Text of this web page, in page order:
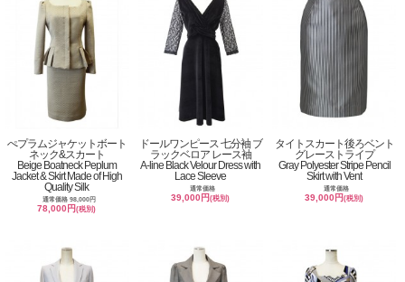
ぺプラムジャケットボート
ネック&スカート
Beige Boatneck Peplum
Jacket & Skirt Made of High
Quality Silk
通常価格 98,000円
78,000円(税別)
ドールワンピース 七分袖 ブ
ラックベロア レース袖
A-line Black Velour Dress with
Lace Sleeve
通常価格
39,000円(税別)
タイトスカート後ろベント
グレーストライプ
Gray Polyester Stripe Pencil
Skirt with Vent
通常価格
39,000円(税別)